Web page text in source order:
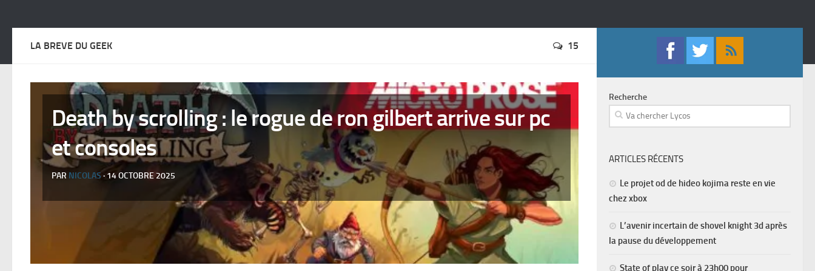
LA BREVE DU GEEK 15
Death by scrolling : le rogue de ron gilbert arrive sur pc
et consoles
PAR NICOLAS · 14 OCTOBRE 2025
Recherche
ARTICLES RÉCENTS
Le projet od de hideo kojima reste en vie
chez xbox
L’avenir incertain de shovel knight 3d après
la pause du développement
State of play ce soir à 23h00 pour